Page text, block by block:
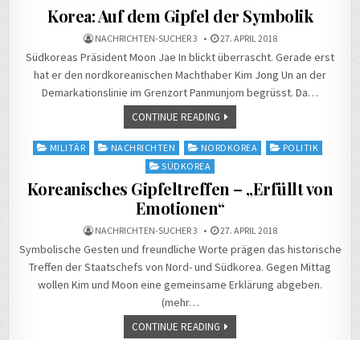
Korea: Auf dem Gipfel der Symbolik
NACHRICHTEN-SUCHER 3 27. APRIL 2018
Südkoreas Präsident Moon Jae In blickt überrascht. Gerade erst
hat er den nordkoreanischen Machthaber Kim Jong Un an der
Demarkationslinie im Grenzort Panmunjom begrüsst. Da…
CONTINUE READING
PostedMILITÄR NACHRICHTEN NORDKOREA
POLITIK
SÜDKOREA
Koreanisches Gipfeltreffen – „Erfüllt von
Emotionen“
NACHRICHTEN-SUCHER 3 27. APRIL 2018
Symbolische Gesten und freundliche Worte prägen das historische
Treffen der Staatschefs von Nord- und Südkorea. Gegen Mittag
wollen Kim und Moon eine gemeinsame Erklärung abgeben.
(mehr…
CONTINUE READING